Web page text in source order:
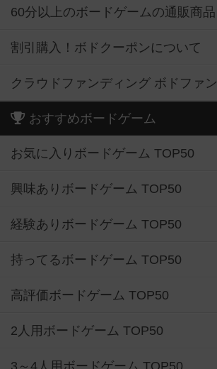
60分以上のボードゲームの通販商品
割引購入！ボドクーポンについて
クラウドファンディング ボドファン
おすすめボードゲーム
お気に入りボードゲーム TOP50
興味ありボードゲーム TOP50
経験ありボードゲーム TOP50
持ってるボードゲーム TOP50
高評価ボードゲーム TOP50
2人用ボードゲーム TOP50